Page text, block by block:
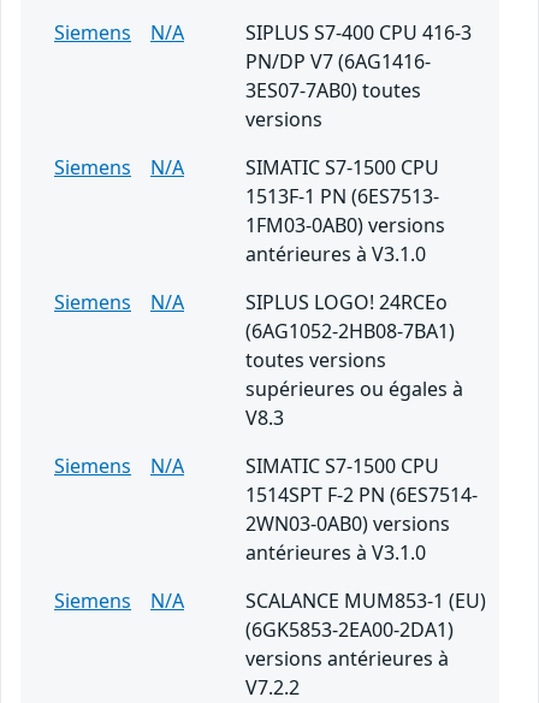
Siemens
N/A
SIPLUS S7-400 CPU 416-3
PN/DP V7 (6AG1416-
3ES07-7AB0) toutes
versions
Siemens
N/A
SIMATIC S7-1500 CPU
1513F-1 PN (6ES7513-
1FM03-0AB0) versions
antérieures à V3.1.0
Siemens
N/A
SIPLUS LOGO! 24RCEo
(6AG1052-2HB08-7BA1)
toutes versions
supérieures ou égales à
V8.3
Siemens
N/A
SIMATIC S7-1500 CPU
1514SPT F-2 PN (6ES7514-
2WN03-0AB0) versions
antérieures à V3.1.0
Siemens
N/A
SCALANCE MUM853-1 (EU)
(6GK5853-2EA00-2DA1)
versions antérieures à
V7.2.2